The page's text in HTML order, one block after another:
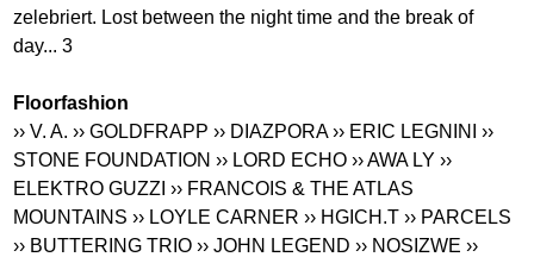
zelebriert. Lost between the night time and the break of
day... 3
Floorfashion
›› V. A. ›› GOLDFRAPP ›› DIAZPORA ›› ERIC LEGNINI
››
STONE FOUNDATION ›› LORD ECHO ›› AWA LY ››
ELEKTRO GUZZI ›› FRANCOIS & THE ATLAS
MOUNTAINS ›› LOYLE CARNER ›› HGICH.T ›› PARCELS
›› BUTTERING TRIO ›› JOHN LEGEND ›› NOSIZWE ››